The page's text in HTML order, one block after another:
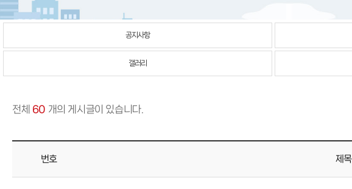
공지사항
갤러리
전체 60 개의 게시글이 있습니다.
번호 제목